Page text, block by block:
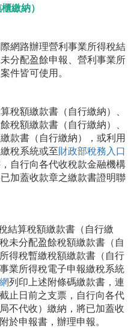
繳納）
網路辦理營利事業所得稅結
分配盈餘申報、營利事業所
件皆可使用。
稅額繳款書（自行繳納）、
稅額繳款書（自行繳納）、
款書（自行繳納），或利用
稅系統或至財政部稅務入口
自行向各代收稅款金融機構
加蓋收款章之繳款書證明聯
結算稅額繳款書（自行繳
未分配盈餘稅額繳款書（自
得稅暫繳稅額繳款書（自行
業所得稅電子申報繳稅系統
列印上述附條碼繳款書，連
止日前之支票，自行向各代
不代收）繳納，將已加蓋收
於申報書，辦理申報。